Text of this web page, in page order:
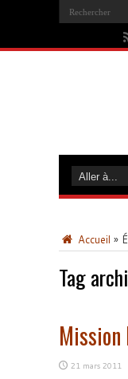
Accueil »
Tag
Mission
21 mars 2011